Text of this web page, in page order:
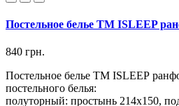
Постельное белье ТМ ISLEEP
840 грн.
Постельное белье ТМ ISLEEP
постельного белья:
полуторный: простынь 214х150,